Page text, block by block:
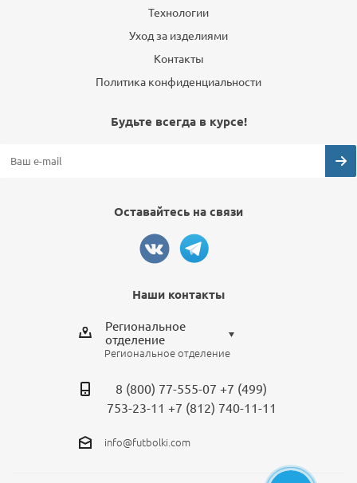
Технологии
Уход за изделиями
Контакты
Политика конфиденциальности
Будьте всегда в курсе!
Оставайтесь на связи
Наши контакты
Региональное
отделение
Выберите отделение
Региональное отделение
Санкт-Петербург
Москва
Региональное отделение
8 (800) 77-555-07 +7 (499)
753-23-11 +7 (812) 740-11-11
info@futbolki.com